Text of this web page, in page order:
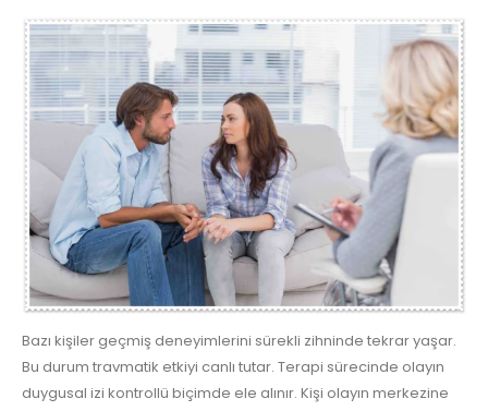
Bazı kişiler geçmiş deneyimlerini sürekli zihninde tekrar yaşar.
Bu durum travmatik etkiyi canlı tutar. Terapi sürecinde olayın
duygusal izi kontrollü biçimde ele alınır. Kişi olayın merkezine